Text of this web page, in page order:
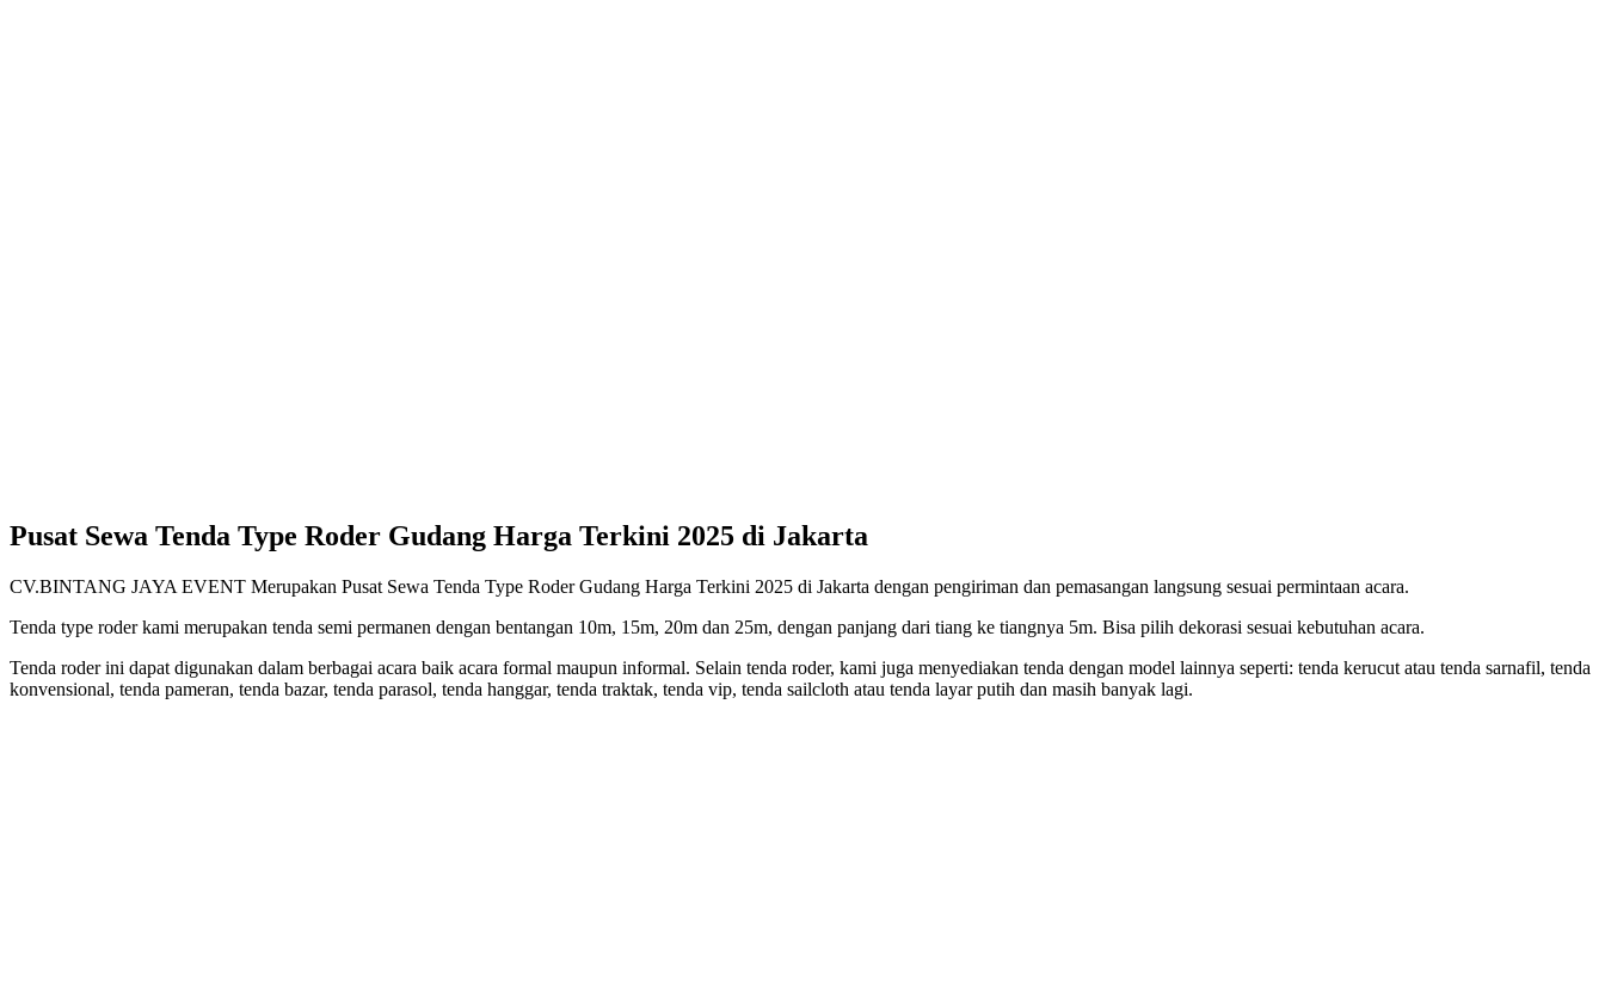
Pusat Sewa Tenda Type Roder Gudang Harga Terkini 2025 di Jakarta
CV.BINTANG JAYA EVENT Merupakan Pusat Sewa Tenda Type Roder Gudang Harga Terkini 2025 di Jakarta dengan pengiriman dan pemasangan langsung sesuai permintaan acara.
Tenda type roder kami merupakan tenda semi permanen dengan bentangan 10m, 15m, 20m dan 25m, dengan panjang dari tiang ke tiangnya 5m. Bisa pilih dekorasi sesuai kebutuhan acara.
Tenda roder ini dapat digunakan dalam berbagai acara baik acara formal maupun informal. Selain tenda roder, kami juga menyediakan tenda dengan model lainnya seperti: tenda kerucut atau tenda sarnafil, tenda
konvensional, tenda pameran, tenda bazar, tenda parasol, tenda hanggar, tenda traktak, tenda vip, tenda sailcloth atau tenda layar putih dan masih banyak lagi.